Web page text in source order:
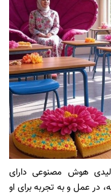
هوش مصنوعی دارای
در عمل و به تجربه برای او